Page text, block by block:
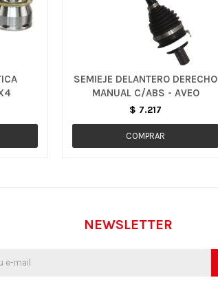
SEMIEJE DELANTERO DERECHO
MANUAL C/ABS - AVEO
$ 7.217
NEWSLETTER